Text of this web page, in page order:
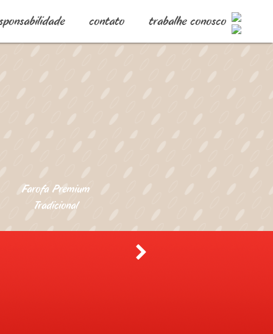
contato trabalhe conosco
Farofa Premium
Tradicional